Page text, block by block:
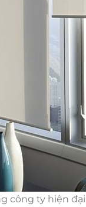
công ty hiện